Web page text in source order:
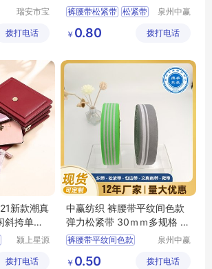
瑞安市宝
限公司
拨打电话
家
裤腰带松紧带 松紧带
流行舒适防滑
泉州中赢
有限公司
￥ 0.80 拨打电话
新款潮真
斜挎单肩
颍上星源
有限公司
拨打电话
中赢纺织 裤腰带平纹间色款
弹力松紧带 30ｍｍ多规格 可
选样定制
裤腰带平纹间色款
泉州中赢
有限公司
￥ 0.50 拨打电话